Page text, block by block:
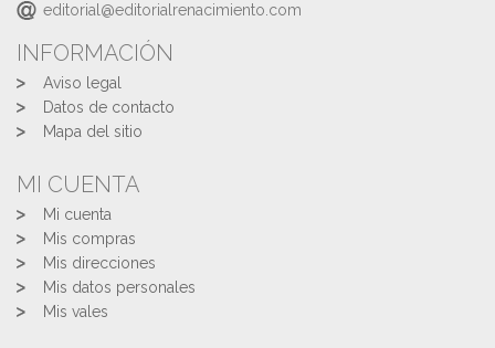
editorial@editorialrenacimiento.com
INFORMACIÓN
Aviso legal
Datos de contacto
Mapa del sitio
MI CUENTA
Mi cuenta
Mis compras
Mis direcciones
Mis datos personales
Mis vales